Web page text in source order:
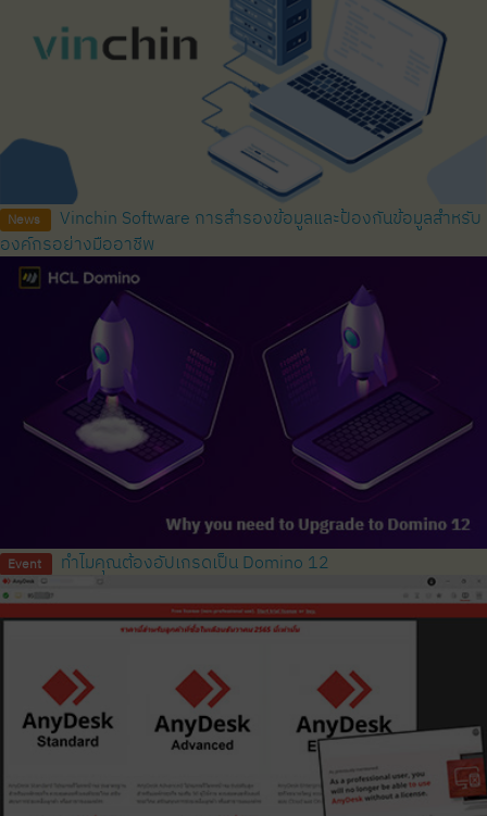
News
Vinchin Software การสำรองข้อมูลและป้องกันข้อมูลสำหรับ
องค์กรอย่างมืออาชีพ
Event ทำไมคุณต้องอัปเกรดเป็น Domino 12